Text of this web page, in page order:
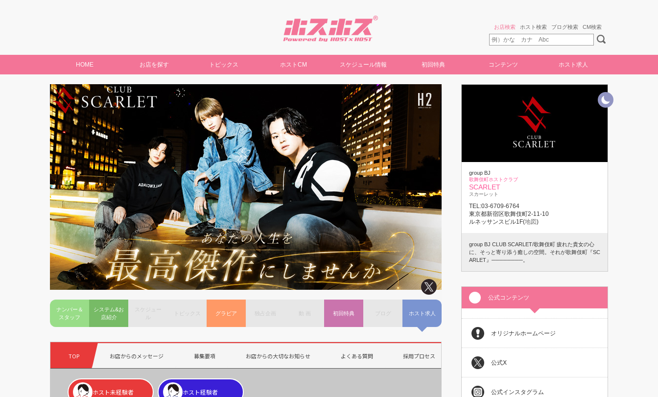
お店検索 ホスト検索 ブログ検索 CM検索
HOME お店を探す トピックス ホストCM スケジュール情報 初回特典 コンテンツ ホスト求人
ナンバー＆
スタッフ
システム&お
店紹介
スケジュー
トピックス グラビア 独占企画 初回特典 ブログ ホスト求人
TOP お店からのメッセージ 募集要項 お店からの大切なお知らせ よくある質問 採用プロセス 店舗情報
ホスト未経験者
ホスト経験者
group BJ
歌舞伎町ホストクラブ
SCARLET
スカーレット
TEL:03-6709-6764
東京都新宿区歌舞伎町2-11-10
ルネッサンスビル1F(地図)
group BJ CLUB SCARLET/歌舞伎町 疲れた貴女の心
に、そっと寄り添う癒しの空間。それが歌舞伎町『SC
ARLET』────────。
公式コンテンツ
オリジナルホームページ
公式Ⅹ
公式インスタグラム